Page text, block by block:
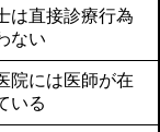
は直接診療行為
ない
院には医師が在
いる